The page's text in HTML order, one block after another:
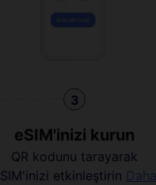
3
eSIM'inizi kurun
QR kodunu tarayarak
etkinleştirin Daha